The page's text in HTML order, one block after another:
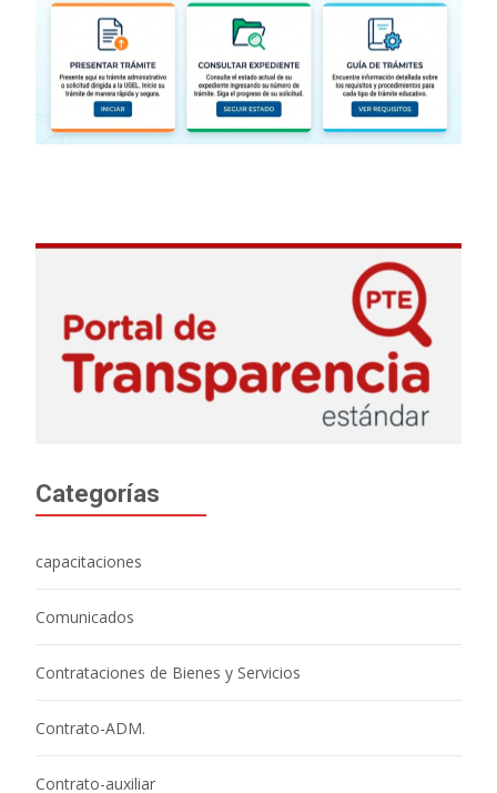
Categorías
capacitaciones
Comunicados
Contrataciones de Bienes y Servicios
Contrato-ADM.
Contrato-auxiliar